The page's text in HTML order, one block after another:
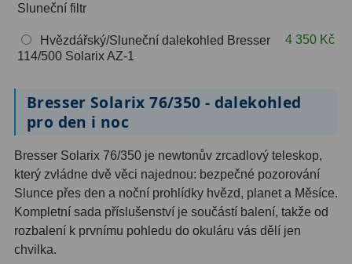
Hβ6
SII2
Barevné
Barlow čočky65
Barlow 2x 38
Barlow 3x12
Barlow 4x
Sluneční filtr
Hvězdářský/Sluneční dalekohled Bresser
114/500 Solarix AZ-1
4 350 Kč
Bresser Solarix 76/350 - dalekohled
pro den i noc
Bresser Solarix 76/350 je newtonův zrcadlový teleskop,
který zvládne dvě věci najednou: bezpečné pozorování
Slunce přes den a noční prohlídky hvězd, planet a Měsíce.
Kompletní sada příslušenství je součástí balení, takže od
rozbalení k prvnímu pohledu do okuláru vás dělí jen
chvilka.